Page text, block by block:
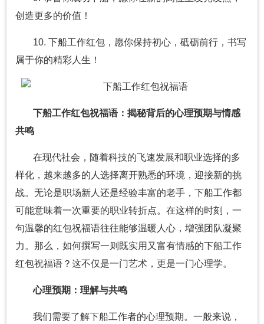
创造更多的价值！
10. 下船工作红包，愿你保持初心，砥砺前行，书写
属于你的精彩人生！
下船工作红包祝福语：揭秘背后的心理预期与情感
共鸣
在现代社会，随着科技的飞速发展和职业选择的多
样化，越来越多的人选择离开熟悉的环境，迎接新的挑
战。无论是职场新人还是经验丰富的老手，下船工作都
可能意味着一次重要的职业转折点。在这样的时刻，一
句温馨的红包祝福语往往能够温暖人心，增强团队凝聚
力。那么，如何撰写一则既实用又富有情感的下船工作
红包祝福语？这不仅是一门艺术，更是一门心理学。
心理预期：理解与共鸣
我们需要了解下船工作者的心理预期。一般来说，